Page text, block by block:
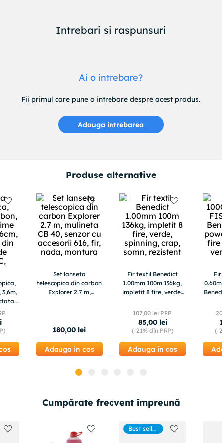
Intrebari si raspunsuri
Ai o intrebare?
Fii primul care pune o intrebare despre acest produs.
Adauga intrebarea
Produse alternative
3,6m,
din
SiC,
Set lanseta
telescopica din carbon
Explorer 2.7 m,
180,00 lei
Adauga in cos
Fir textil Benedict
1.00mm 100m 136kg,
impletit 8 fire, verde,
rezistent
107,00 lei PRP
85,00 lei
(-21%din PRP)
Adauga in cos
(-
Cumpărate frecvent împreună
Best seller